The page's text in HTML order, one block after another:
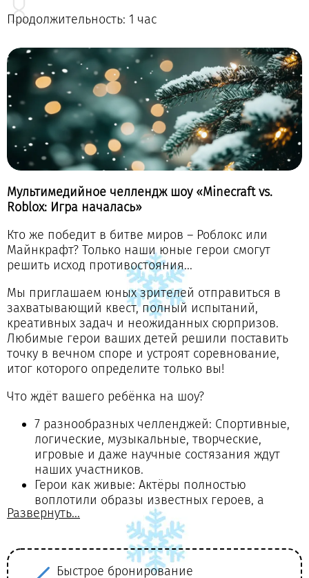
Мультимедийное челлендж шоу «Minecraft vs.
Roblox: Игра началась»
Кто же победит в битве миров – Роблокс или
Майнкрафт? Только наши юные герои смогут
решить исход противостояния...
Мы приглашаем юных зрителей отправиться в
захватывающий квест, полный испытаний,
креативных задач и неожиданных сюрпризов.
Любимые герои ваших детей решили поставить
точку в вечном споре и устроят соревнование,
итог которого определите только вы!
Что ждёт вашего ребёнка на шоу?
7 разнообразных челленджей: Спортивные,
логические, музыкальные, творческие,
игровые и даже научные состязания ждут
наших участников.
Герои как живые: Актёры полностью
воплотили образы известных героев, а
тематический реквизит делает
происходящее на сцене реальностью.
Все по-настоящему: Испытания помогут
ребятам раскрыть таланты, преодолеть
Развернуть...
Волшебные новогодние
Продолжительность: 1 час